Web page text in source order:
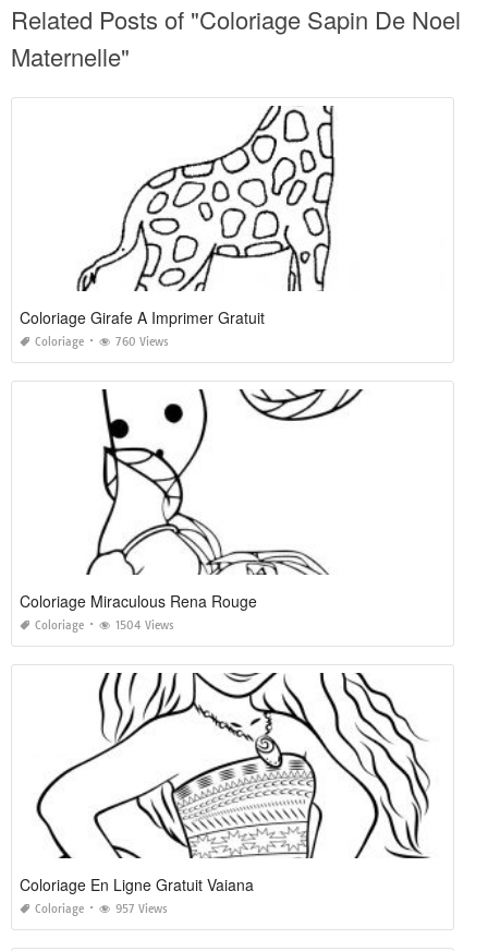
Related Posts of "Coloriage Sapin De Noel
Maternelle"
Coloriage Girafe A Imprimer Gratuit
Coloriage 760 Views
Coloriage Miraculous Rena Rouge
Coloriage 1504 Views
Coloriage En Ligne Gratuit Vaiana
Coloriage 957 Views